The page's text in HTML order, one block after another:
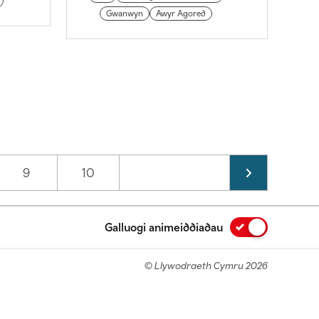
Gwanwyn
Awyr Agored
Page
9 Page
10
Galluogi animeiddiadau
© Llywodraeth Cymru 2026